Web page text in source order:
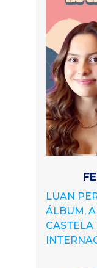
LUAN
ÁLBUM,
CASTELA